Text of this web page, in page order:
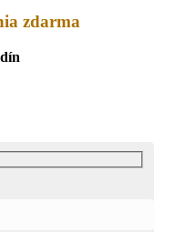
zdarma